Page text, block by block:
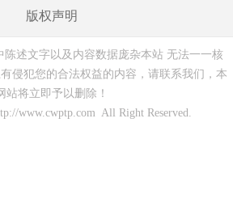
版权声明
陈述文字以及内容数据庞杂本站 无法一一核
侵犯您的合法权益的内容，请联系我们，本
站将立即予以删除！
www.cwptp.com All Right Reserved.